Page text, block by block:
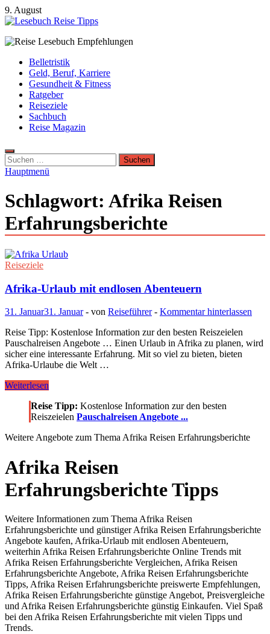
Zum
Inhalt
9. August
Lesebuch Reise Tipps
Belletristik
Geld, Beruf, Karriere
Gesundheit & Fitness
Ratgeber
Reiseziele
Sachbuch
Reise Magazin
Suchen
nach:
Hauptmenü
Schlagwort: Afrika Reisen
Erfahrungsberichte
Reiseziele
Afrika-Urlaub mit endlosen Abenteuern
31. Januar31. Januar- von Reiseführer- Kommentar hinterlassen
Reise Tipp: Kostenlose Information zur den besten Reiszeielen
Pauschalreisen Angebote … Einen Urlaub in Afrika zu planen, wird
sicher eine interessante Erfahrung. Mit so viel zu bieten, bieten
Afrika-Urlaube die Welt …
Afrika-
endlosen
Weiterlesen
Reise Tipp: Kostenlose Information zur den besten
Reiszeielen Pauschalreisen Angebote ...
Weitere Angebote zum Thema Afrika Reisen Erfahrungsberichte
Afrika Reisen
Erfahrungsberichte Tipps
Weitere Informationen zum Thema Afrika Reisen
Erfahrungsberichte und günstiger Afrika Reisen Erfahrungsberichte
Angebote kaufen, Afrika-Urlaub mit endlosen Abenteuern,
weiterhin Afrika Reisen Erfahrungsberichte Online Trends mit
Afrika Reisen Erfahrungsberichte Vergleichen, Afrika Reisen
Erfahrungsberichte Angebote, Afrika Reisen Erfahrungsberichte
Tipps, Afrika Reisen Erfahrungsberichte preiswerte Empfehlungen,
Afrika Reisen Erfahrungsberichte günstige Angebot, Preisvergleiche
und Afrika Reisen Erfahrungsberichte günstig Einkaufen. Viel Spaß
bei den Afrika Reisen Erfahrungsberichte mit vielen Tipps und
Trends.